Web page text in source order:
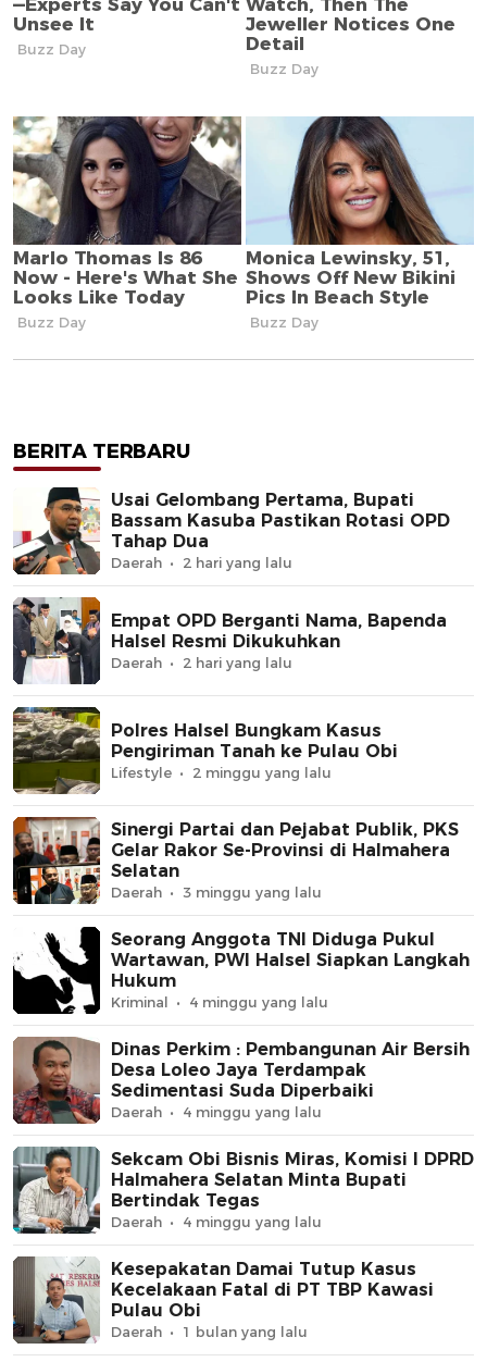
BERITA TERBARU
Usai Gelombang Pertama, Bupati
Bassam Kasuba Pastikan Rotasi OPD
Tahap Dua
Daerah 2 hari yang lalu
Empat OPD Berganti Nama, Bapenda
Halsel Resmi Dikukuhkan
Daerah 2 hari yang lalu
Polres Halsel Bungkam Kasus
Pengiriman Tanah ke Pulau Obi
Lifestyle 2 minggu yang lalu
Sinergi Partai dan Pejabat Publik, PKS
Gelar Rakor Se-Provinsi di Halmahera
Selatan
Daerah 3 minggu yang lalu
Seorang Anggota TNI Diduga Pukul
Wartawan, PWI Halsel Siapkan Langkah
Hukum
Kriminal 4 minggu yang lalu
Dinas Perkim : Pembangunan Air Bersih
Desa Loleo Jaya Terdampak
Sedimentasi Suda Diperbaiki
Daerah 4 minggu yang lalu
Sekcam Obi Bisnis Miras, Komisi I DPRD
Halmahera Selatan Minta Bupati
Bertindak Tegas
Daerah 4 minggu yang lalu
Kesepakatan Damai Tutup Kasus
Kecelakaan Fatal di PT TBP Kawasi
Pulau Obi
Daerah 1 bulan yang lalu